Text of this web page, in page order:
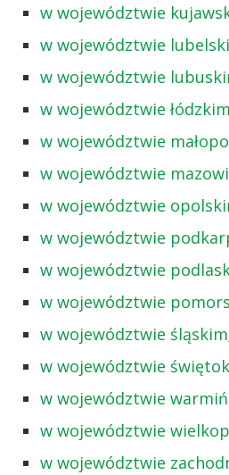
w województwie
w województwie
w województwie
w województwie
w województwie
w województwie
w województwie
w województwie
w województwie
w województwie
w województwie
w województwie
w województwie
w województwie
w województwie